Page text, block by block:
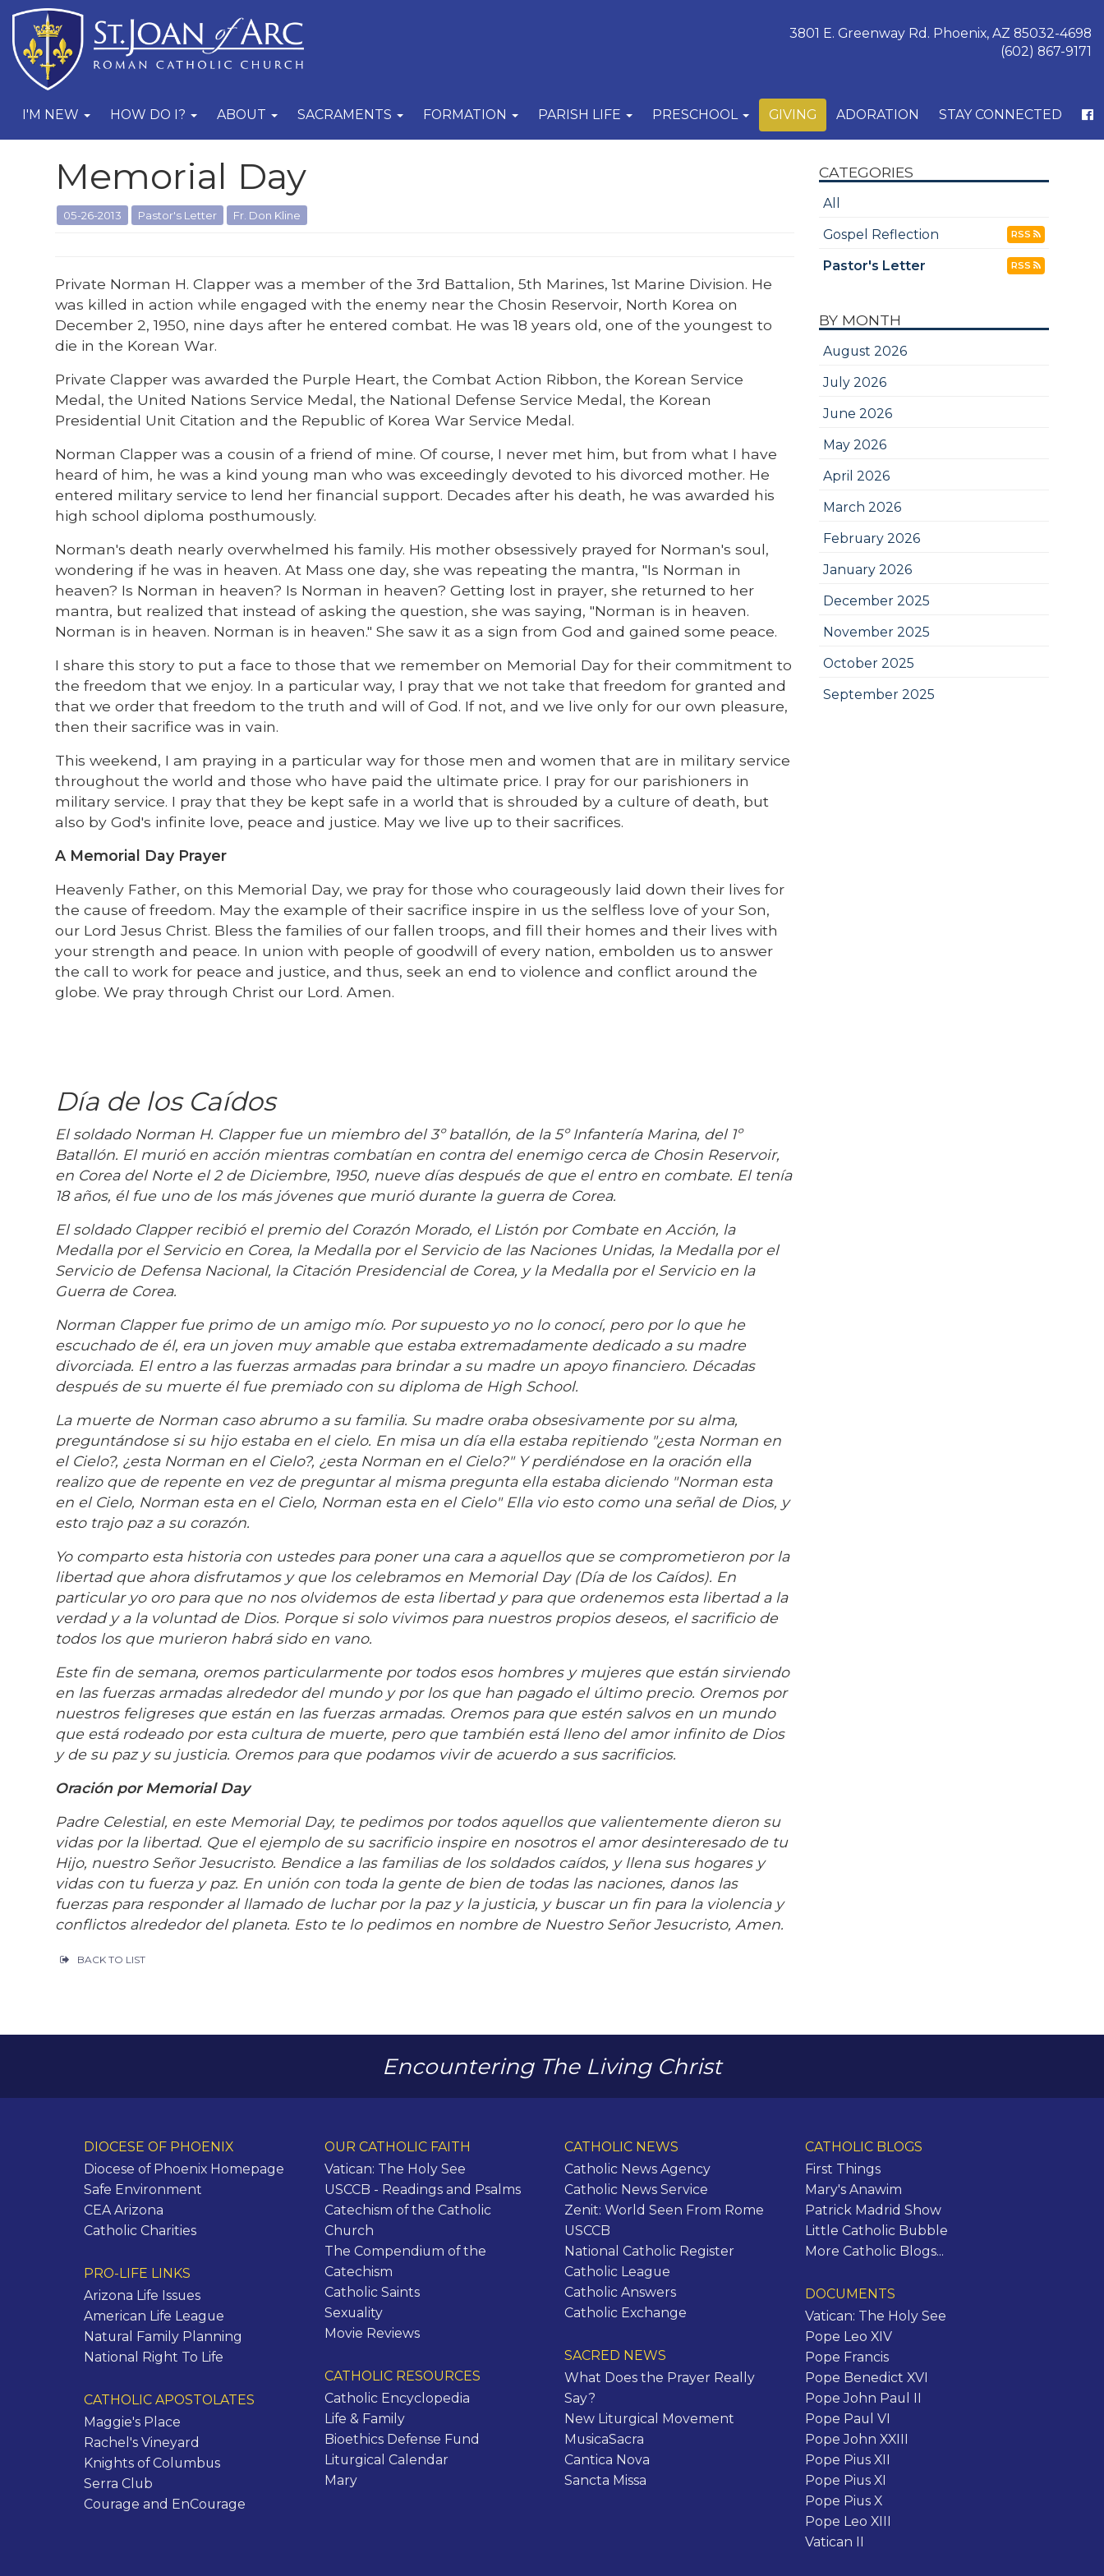
3801 E. Greenway Rd. Phoenix, AZ 85032-4698
(602) 867-9171
I'M NEW HOW DO I? ABOUT SACRAMENTS FORMATION PARISH LIFE PRESCHOOL GIVING ADORATION STAY CONNECTED
Memorial Day
05-26-2013 Pastor's Letter Fr. Don Kline
Private Norman H. Clapper was a member of the 3rd Battalion, 5th Marines, 1st Marine Division. He
was killed in action while engaged with the enemy near the Chosin Reservoir, North Korea on
December 2, 1950, nine days after he entered combat. He was 18 years old, one of the youngest to
die in the Korean War.
Private Clapper was awarded the Purple Heart, the Combat Action Ribbon, the Korean Service
Medal, the United Nations Service Medal, the National Defense Service Medal, the Korean
Presidential Unit Citation and the Republic of Korea War Service Medal.
Norman Clapper was a cousin of a friend of mine. Of course, I never met him, but from what I have
heard of him, he was a kind young man who was exceedingly devoted to his divorced mother. He
entered military service to lend her financial support. Decades after his death, he was awarded his
high school diploma posthumously.
Norman's death nearly overwhelmed his family. His mother obsessively prayed for Norman's soul,
wondering if he was in heaven. At Mass one day, she was repeating the mantra, "Is Norman in
heaven? Is Norman in heaven? Is Norman in heaven? Getting lost in prayer, she returned to her
mantra, but realized that instead of asking the question, she was saying, "Norman is in heaven.
Norman is in heaven. Norman is in heaven." She saw it as a sign from God and gained some peace.
I share this story to put a face to those that we remember on Memorial Day for their commitment to
the freedom that we enjoy. In a particular way, I pray that we not take that freedom for granted and
that we order that freedom to the truth and will of God. If not, and we live only for our own pleasure,
then their sacrifice was in vain.
This weekend, I am praying in a particular way for those men and women that are in military service
throughout the world and those who have paid the ultimate price. I pray for our parishioners in
military service. I pray that they be kept safe in a world that is shrouded by a culture of death, but
also by God's infinite love, peace and justice. May we live up to their sacrifices.
A Memorial Day Prayer
Heavenly Father, on this Memorial Day, we pray for those who courageously laid down their lives for
the cause of freedom. May the example of their sacrifice inspire in us the selfless love of your Son,
our Lord Jesus Christ. Bless the families of our fallen troops, and fill their homes and their lives with
your strength and peace. In union with people of goodwill of every nation, embolden us to answer
the call to work for peace and justice, and thus, seek an end to violence and conflict around the
globe. We pray through Christ our Lord. Amen.
Día de los Caídos
El soldado Norman H. Clapper fue un miembro del 3º batallón, de la 5º Infantería Marina, del 1º
Batallón. El murió en acción mientras combatían en contra del enemigo cerca de Chosin Reservoir,
en Corea del Norte el 2 de Diciembre, 1950, nueve días después de que el entro en combate. El tenía
18 años, él fue uno de los más jóvenes que murió durante la guerra de Corea.
El soldado Clapper recibió el premio del Corazón Morado, el Listón por Combate en Acción, la
Medalla por el Servicio en Corea, la Medalla por el Servicio de las Naciones Unidas, la Medalla por el
Servicio de Defensa Nacional, la Citación Presidencial de Corea, y la Medalla por el Servicio en la
Guerra de Corea.
Norman Clapper fue primo de un amigo mío. Por supuesto yo no lo conocí, pero por lo que he
escuchado de él, era un joven muy amable que estaba extremadamente dedicado a su madre
divorciada. El entro a las fuerzas armadas para brindar a su madre un apoyo financiero. Décadas
después de su muerte él fue premiado con su diploma de High School.
La muerte de Norman caso abrumo a su familia. Su madre oraba obsesivamente por su alma,
preguntándose si su hijo estaba en el cielo. En misa un día ella estaba repitiendo "¿esta Norman en
el Cielo?, ¿esta Norman en el Cielo?, ¿esta Norman en el Cielo?" Y perdiéndose en la oración ella
realizo que de repente en vez de preguntar al misma pregunta ella estaba diciendo "Norman esta
en el Cielo, Norman esta en el Cielo, Norman esta en el Cielo" Ella vio esto como una señal de Dios, y
esto trajo paz a su corazón.
Yo comparto esta historia con ustedes para poner una cara a aquellos que se comprometieron por la
libertad que ahora disfrutamos y que los celebramos en Memorial Day (Día de los Caídos). En
particular yo oro para que no nos olvidemos de esta libertad y para que ordenemos esta libertad a la
verdad y a la voluntad de Dios. Porque si solo vivimos para nuestros propios deseos, el sacrificio de
todos los que murieron habrá sido en vano.
Este fin de semana, oremos particularmente por todos esos hombres y mujeres que están sirviendo
en las fuerzas armadas alrededor del mundo y por los que han pagado el último precio. Oremos por
nuestros feligreses que están en las fuerzas armadas. Oremos para que estén salvos en un mundo
que está rodeado por esta cultura de muerte, pero que también está lleno del amor infinito de Dios
y de su paz y su justicia. Oremos para que podamos vivir de acuerdo a sus sacrificios.
Oración por Memorial Day
Padre Celestial, en este Memorial Day, te pedimos por todos aquellos que valientemente dieron su
vidas por la libertad. Que el ejemplo de su sacrificio inspire en nosotros el amor desinteresado de tu
Hijo, nuestro Señor Jesucristo. Bendice a las familias de los soldados caídos, y llena sus hogares y
vidas con tu fuerza y paz. En unión con toda la gente de bien de todas las naciones, danos las
fuerzas para responder al llamado de luchar por la paz y la justicia, y buscar un fin para la violencia y
conflictos alrededor del planeta. Esto te lo pedimos en nombre de Nuestro Señor Jesucristo, Amen.
BACK TO LIST
CATEGORIES
All
Gospel Reflection
RSS
Pastor's Letter RSS
BY MONTH
August 2026
July 2026
June 2026
May 2026
April 2026
March 2026
February 2026
January 2026
December 2025
November 2025
October 2025
September 2025
Encountering The Living Christ
DIOCESE OF PHOENIX
Diocese of Phoenix Homepage
Safe Environment
CEA Arizona
Catholic Charities
PRO-LIFE LINKS
Arizona Life Issues
American Life League
Natural Family Planning
National Right To Life
CATHOLIC APOSTOLATES
Maggie's Place
Rachel's Vineyard
Knights of Columbus
Serra Club
Courage and EnCourage
OUR CATHOLIC FAITH
Vatican: The Holy See
USCCB - Readings and Psalms
Catechism of the Catholic
Church
The Compendium of the
Catechism
Catholic Saints
Sexuality
Movie Reviews
CATHOLIC RESOURCES
Catholic Encyclopedia
Life & Family
Bioethics Defense Fund
Liturgical Calendar
Mary
CATHOLIC NEWS
Catholic News Agency
Catholic News Service
Zenit: World Seen From Rome
USCCB
National Catholic Register
Catholic League
Catholic Answers
Catholic Exchange
SACRED NEWS
What Does the Prayer Really
Say?
New Liturgical Movement
MusicaSacra
Cantica Nova
Sancta Missa
CATHOLIC BLOGS
First Things
Mary's Anawim
Patrick Madrid Show
Little Catholic Bubble
More Catholic Blogs...
DOCUMENTS
Vatican: The Holy See
Pope Leo XIV
Pope Francis
Pope Benedict XVI
Pope John Paul II
Pope Paul VI
Pope John XXIII
Pope Pius XII
Pope Pius XI
Pope Pius X
Pope Leo XIII
Vatican II